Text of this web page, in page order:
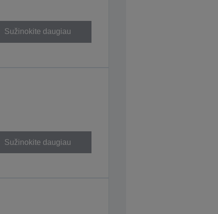
Sužinokite daugiau
Sužinokite daugiau